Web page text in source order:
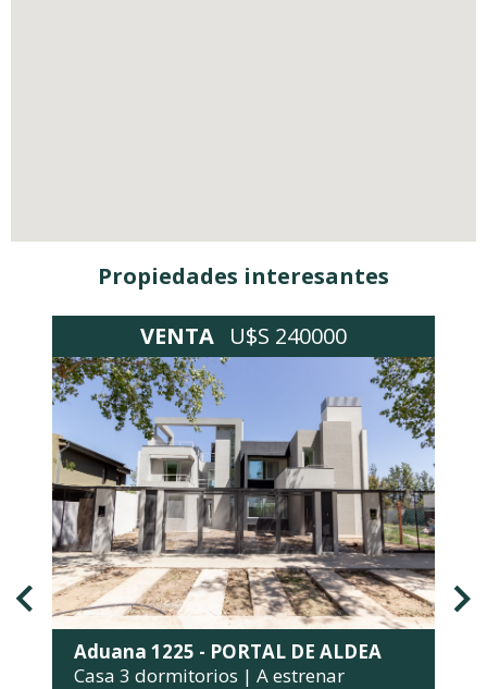
Propiedades interesantes
VENTA U$S 240000
Aduana 1225 - PORTAL DE ALDEA
Casa 3 dormitorios | A estrenar